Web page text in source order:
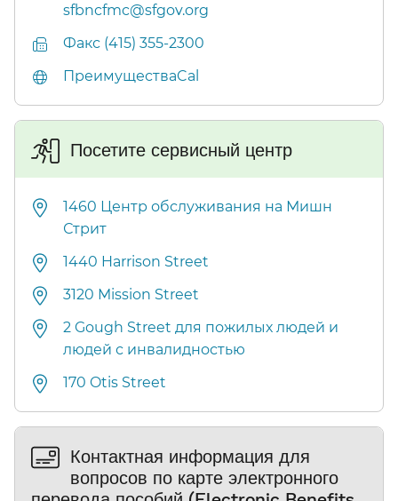
sfbncfmc@sfgov.org​​
Факс (415) 355-2300​​
ПреимуществаCal​​
Посетите сервисный центр​​
1460 Центр обслуживания на Мишн
Стрит​​
1440 Harrison Street​​
3120 Mission Street​​
2 Gough Street для пожилых людей и
людей с инвалидностью​​
170 Otis Street​​
Контактная информация для
вопросов по карте электронного